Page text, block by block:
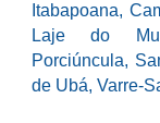
Itabapoana,
Laje do
Porciúncula,
de Ubá, Varre-